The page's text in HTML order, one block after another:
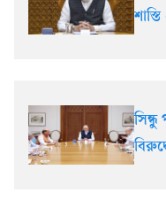
সিন্ধু